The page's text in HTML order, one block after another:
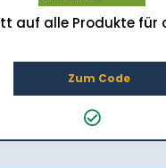
auf alle Produkte für
Zum Code